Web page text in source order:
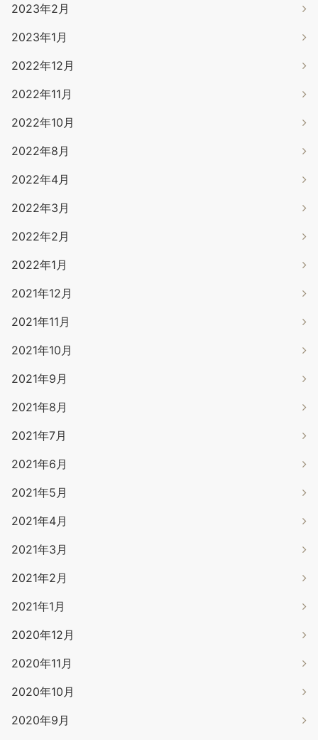
2023年2月
2023年1月
2022年12月
2022年11月
2022年10月
2022年8月
2022年4月
2022年3月
2022年2月
2022年1月
2021年12月
2021年11月
2021年10月
2021年9月
2021年8月
2021年7月
2021年6月
2021年5月
2021年4月
2021年3月
2021年2月
2021年1月
2020年12月
2020年11月
2020年10月
2020年9月